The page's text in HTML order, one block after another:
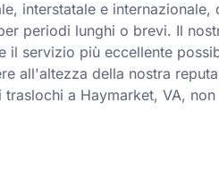
interstatale e internazionale,
periodi lunghi o brevi. Il
il servizio più eccellente
all'altezza della nostra
a Haymarket, VA,